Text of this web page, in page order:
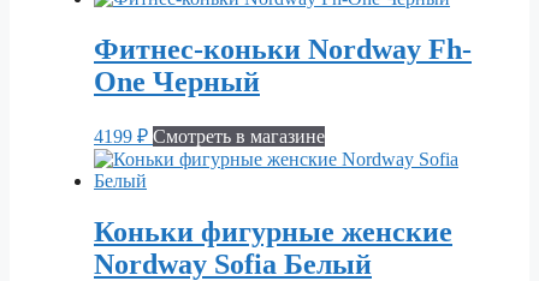
Фитнес-коньки Nordway Fh-
One Черный
4199 ₽ Смотреть в магазине
Коньки фигурные женские
Nordway Sofia Белый